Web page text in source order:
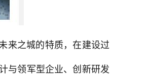
来之城的特质，在建设过
与领军型企业、创新研发